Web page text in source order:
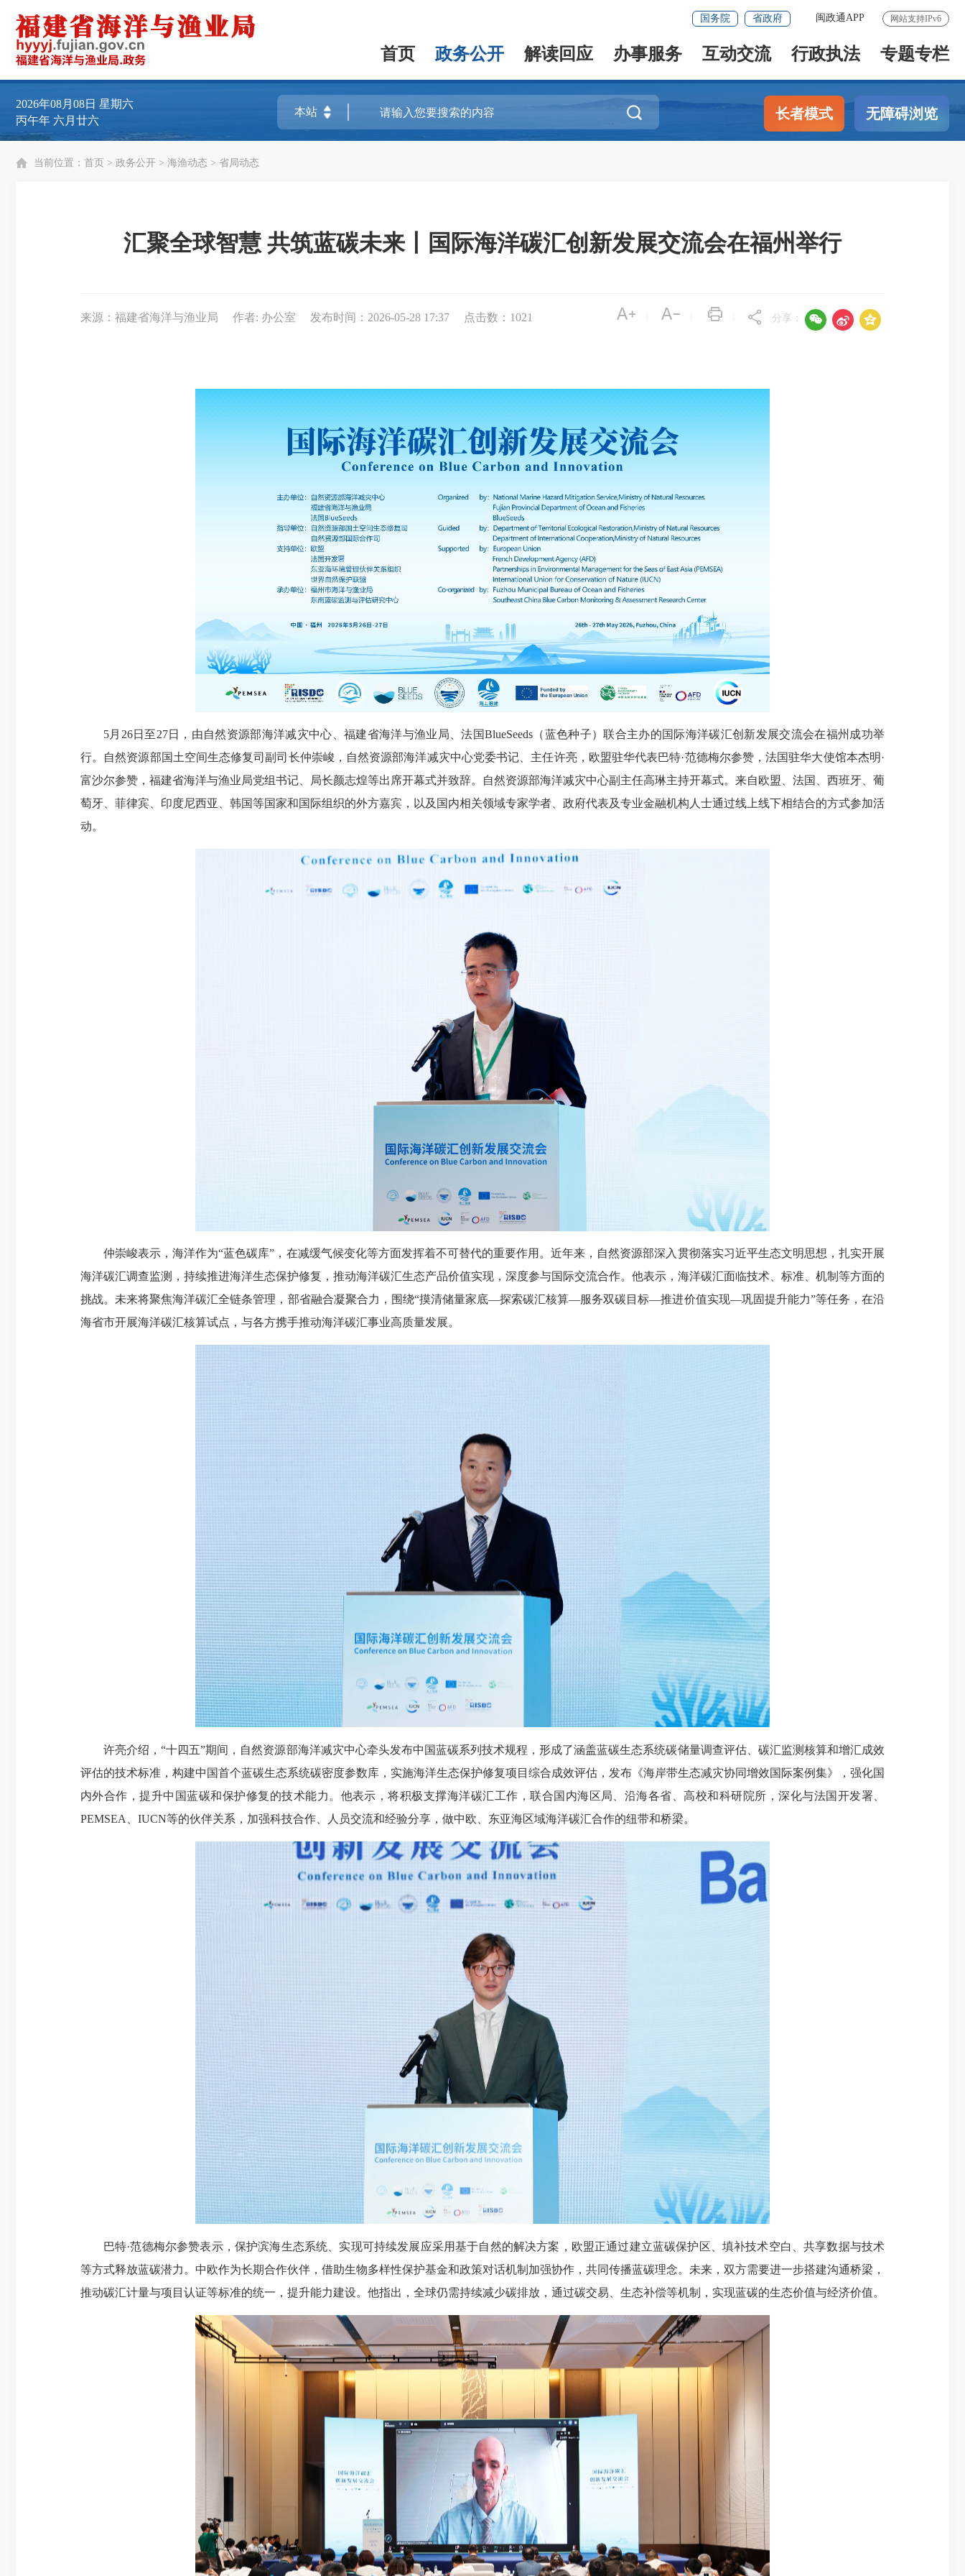
网站支持IPv6
闽政通APP
国务院 省政府
首页 政务公开 解读回应 办事服务 互动交流 行政执法 专题专栏
2026年08月08日 星期六
丙午年 六月廿六
 长者模式 无障碍浏览
当前位置： 首页 > 政务公开 > 海渔动态 > 省局动态
汇聚全球智慧 共筑蓝碳未来丨国际海洋碳汇创新发展交流会在福州举行
来源：福建省海洋与渔业局 作者: 办公室 发布时间：2026-05-28 17:37 点击数： 1021 分享：   
5月26日至27日，由自然资源部海洋减灾中心、福建省海洋与渔业局、法国BlueSeeds（蓝色种子）联合主办的国际海洋碳汇创新发展交流会在福州成功举
行。自然资源部国土空间生态修复司副司长仲崇峻，自然资源部海洋减灾中心党委书记、主任许亮，欧盟驻华代表巴特·范德梅尔参赞，法国驻华大使馆本杰明·
富沙尔参赞，福建省海洋与渔业局党组书记、局长颜志煌等出席开幕式并致辞。自然资源部海洋减灾中心副主任高琳主持开幕式。来自欧盟、法国、西班牙、葡
萄牙、菲律宾、印度尼西亚、韩国等国家和国际组织的外方嘉宾，以及国内相关领域专家学者、政府代表及专业金融机构人士通过线上线下相结合的方式参加活
动。
仲崇峻表示，海洋作为“蓝色碳库”，在减缓气候变化等方面发挥着不可替代的重要作用。近年来，自然资源部深入贯彻落实习近平生态文明思想，扎实开展
海洋碳汇调查监测，持续推进海洋生态保护修复，推动海洋碳汇生态产品价值实现，深度参与国际交流合作。他表示，海洋碳汇面临技术、标准、机制等方面的
挑战。未来将聚焦海洋碳汇全链条管理，部省融合凝聚合力，围绕“摸清储量家底—探索碳汇核算—服务双碳目标—推进价值实现—巩固提升能力”等任务，在沿
海省市开展海洋碳汇核算试点，与各方携手推动海洋碳汇事业高质量发展。
许亮介绍，“十四五”期间，自然资源部海洋减灾中心牵头发布中国蓝碳系列技术规程，形成了涵盖蓝碳生态系统碳储量调查评估、碳汇监测核算和增汇成效
评估的技术标准，构建中国首个蓝碳生态系统碳密度参数库，实施海洋生态保护修复项目综合成效评估，发布《海岸带生态减灾协同增效国际案例集》，强化国
内外合作，提升中国蓝碳和保护修复的技术能力。他表示，将积极支撑海洋碳汇工作，联合国内海区局、沿海各省、高校和科研院所，深化与法国开发署、
PEMSEA、IUCN等的伙伴关系，加强科技合作、人员交流和经验分享，做中欧、东亚海区域海洋碳汇合作的纽带和桥梁。
巴特·范德梅尔参赞表示，保护滨海生态系统、实现可持续发展应采用基于自然的解决方案，欧盟正通过建立蓝碳保护区、填补技术空白、共享数据与技术
等方式释放蓝碳潜力。中欧作为长期合作伙伴，借助生物多样性保护基金和政策对话机制加强协作，共同传播蓝碳理念。未来，双方需要进一步搭建沟通桥梁，
推动碳汇计量与项目认证等标准的统一，提升能力建设。他指出，全球仍需持续减少碳排放，通过碳交易、生态补偿等机制，实现蓝碳的生态价值与经济价值。